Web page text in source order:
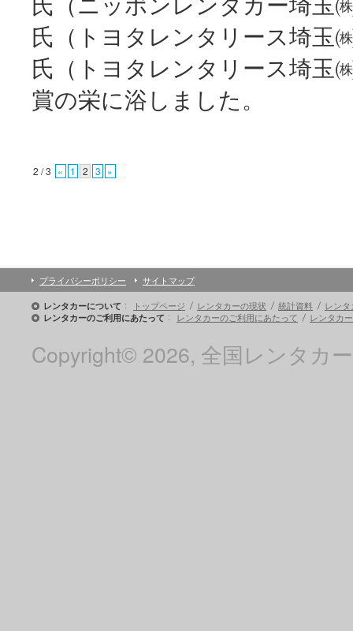
氏（トヨタレンタリース埼玉
氏（トヨタレンタリース埼玉
賞の栄に浴しました。
2 / 3 « 1 2 3 »
プライバシーポリシー サイトマップ
レンタカーについて トップページ レンタカーの現状 統計資料 レン
レンタカーのご利用にあたって レンタカーのご利用にあたって レンタカ
Copyright© 2026, 全国レンタカ